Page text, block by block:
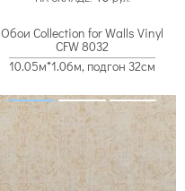
Обои Collection for Walls Vinyl
CFW 8032
10.05м*1.06м, подгон 32см